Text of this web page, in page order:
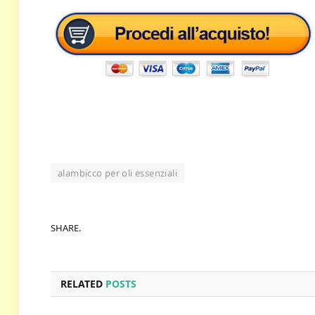
alambicco per oli essenziali
SHARE.
RELATED POSTS